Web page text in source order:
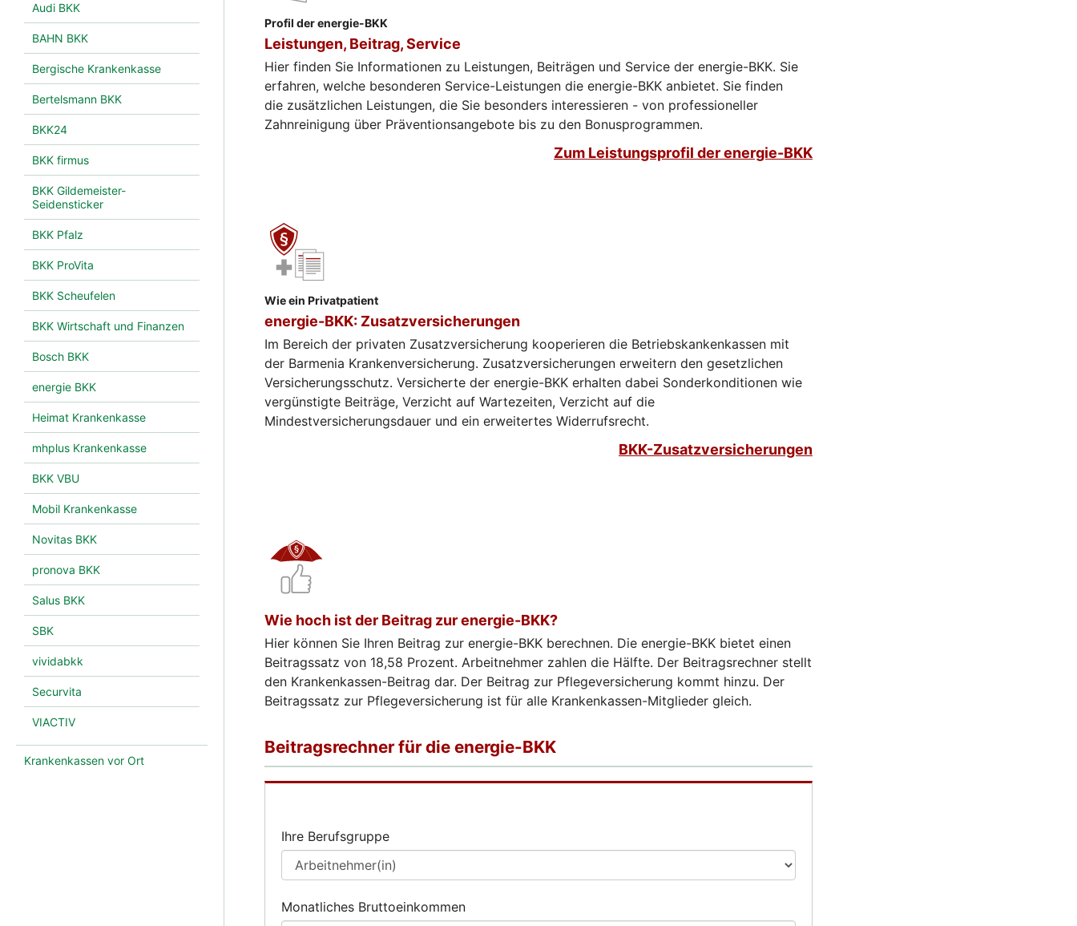
Audi BKK
BAHN BKK
Bergische Krankenkasse
Bertelsmann BKK
BKK24
BKK firmus
BKK Gildemeister-
Seidensticker
BKK Pfalz
BKK ProVita
BKK Scheufelen
BKK Wirtschaft und Finanzen
Bosch BKK
energie BKK
Heimat Krankenkasse
mhplus Krankenkasse
BKK VBU
Mobil Krankenkasse
Novitas BKK
pronova BKK
Salus BKK
SBK
vividabkk
Securvita
VIACTIV
Krankenkassen vor Ort
Profil der energie-BKK
Leistungen, Beitrag, Service
Hier finden Sie Informationen zu Leistungen, Beiträgen und Service der energie-BKK. Sie
erfahren, welche besonderen Service-Leistungen die energie-BKK anbietet. Sie finden
die zusätzlichen Leistungen, die Sie besonders interessieren - von professioneller
Zahnreinigung über Präventionsangebote bis zu den Bonusprogrammen.
Zum Leistungsprofil der energie-BKK
Wie ein Privatpatient
energie-BKK: Zusatzversicherungen
Im Bereich der privaten Zusatzversicherung kooperieren die Betriebskankenkassen mit
der Barmenia Krankenversicherung. Zusatzversicherungen erweitern den gesetzlichen
Versicherungsschutz. Versicherte der energie-BKK erhalten dabei Sonderkonditionen wie
vergünstigte Beiträge, Verzicht auf Wartezeiten, Verzicht auf die
Mindestversicherungsdauer und ein erweitertes Widerrufsrecht.
BKK-Zusatzversicherungen
Wie hoch ist der Beitrag zur energie-BKK?
Hier können Sie Ihren Beitrag zur energie-BKK berechnen. Die energie-BKK bietet einen
Beitragssatz von 18,58 Prozent. Arbeitnehmer zahlen die Hälfte. Der Beitragsrechner stellt
den Krankenkassen-Beitrag dar. Der Beitrag zur Pflegeversicherung kommt hinzu. Der
Beitragssatz zur Pflegeversicherung ist für alle Krankenkassen-Mitglieder gleich.